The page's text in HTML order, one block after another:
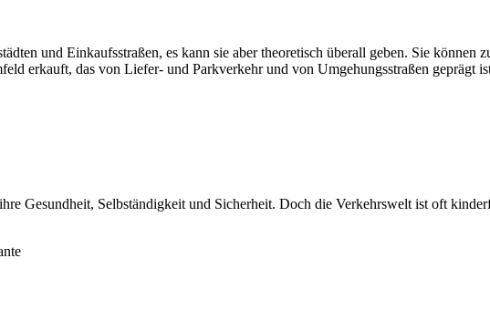
und Einkaufsstraßen, es kann sie aber theoretisch überall geben. Sie
erkauft, das von Liefer- und Parkverkehr und von Umgehungsstraßen geprägt
Gesundheit, Selbständigkeit und Sicherheit. Doch die Verkehrswelt ist oft